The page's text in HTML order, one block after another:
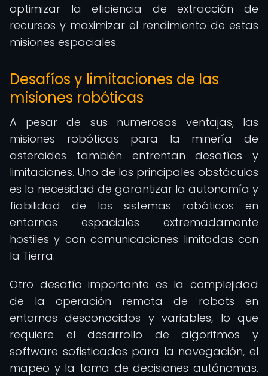
optimizar la eficiencia de extracción de
recursos y maximizar el rendimiento de estas
misiones espaciales.
Desafíos y limitaciones de las
misiones robóticas
A pesar de sus numerosas ventajas, las
misiones robóticas para la minería de
asteroides también enfrentan desafíos y
limitaciones. Uno de los principales obstáculos
es la necesidad de garantizar la autonomía y
fiabilidad de los sistemas robóticos en
entornos espaciales extremadamente
hostiles y con comunicaciones limitadas con
la Tierra.
Otro desafío importante es la complejidad
de la operación remota de robots en
entornos desconocidos y variables, lo que
requiere el desarrollo de algoritmos y
software sofisticados para la navegación, el
mapeo y la toma de decisiones autónomas.